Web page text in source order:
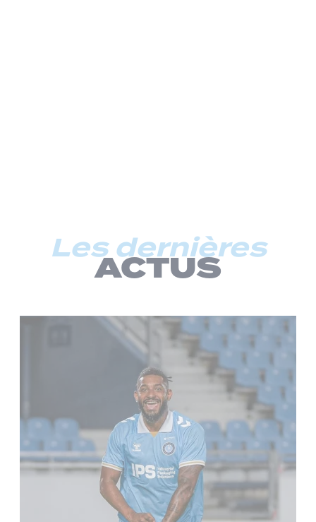
Les dernières
ACTUS